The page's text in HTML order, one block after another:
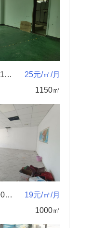
富民工业区二区1150㎡分层出租25元/㎡可谈企业生产仓储
25元/㎡/月
1150㎡
光明马山 C 栋 1000平精装修厂房原房东合同三到五年
19元/㎡/月
1000㎡